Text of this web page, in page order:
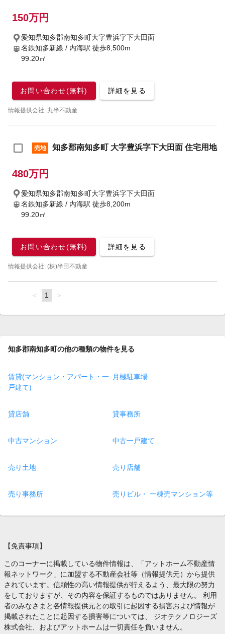
150万円
愛知県知多郡南知多町大字豊浜字下大田面
名鉄知多新線 / 内海駅 徒歩8,500m
99.20㎡
お問い合わせ(無料) 詳細を見る
情報提供会社: 丸半不動産
売地 知多郡南知多町 大字豊浜字下大田面 住宅用地
480万円
愛知県知多郡南知多町大字豊浜字下大田面
名鉄知多新線 / 内海駅 徒歩8,200m
99.20㎡
お問い合わせ(無料) 詳細を見る
情報提供会社: (株)半田不動産
page
You're
page
1 page
知多郡南知多町の他の種類の物件を見る
賃貸(マンション・アパート・一
戸建て)
月極駐車場
貸店舗 貸事務所
中古マンション 中古一戸建て
売り土地 売り店舗
売り事務所 売りビル・ 一棟売マンション等
【免責事項】
このコーナーに掲載している物件情報は、「アットホーム不動産情
報ネットワーク」に加盟する不動産会社等（情報提供元）から提供
されています。信頼性の高い情報提供が行えるよう、最大限の努力
をしておりますが、その内容を保証するものではありません。 利用
者のみなさまと各情報提供元との取引に起因する損害および情報が
掲載されたことに起因する損害等については、 ジオテクノロジーズ
株式会社、およびアットホームは一切責任を負いません。